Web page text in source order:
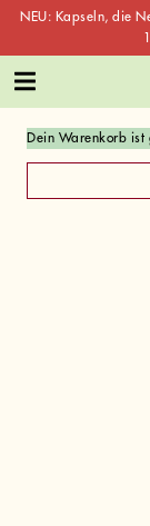
NEU: Kapseln, die
content
Dein Warenkorb